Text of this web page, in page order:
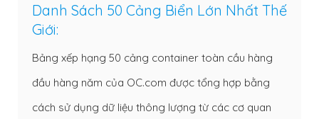
Danh Sách 50 Cảng Biển Lớn Nhất Thế
Giới:
Bảng xếp hạng 50 cảng container toàn cầu hàng
đầu hàng năm của OC.com được tổng hợp bằng
cách sử dụng dữ liệu thông lượng từ các cơ quan